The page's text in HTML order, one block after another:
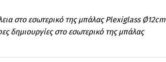
στο εσωτερικό της μπάλας Plexiglass Ø12cm
δημιουργίες στο εσωτερικό της μπάλας